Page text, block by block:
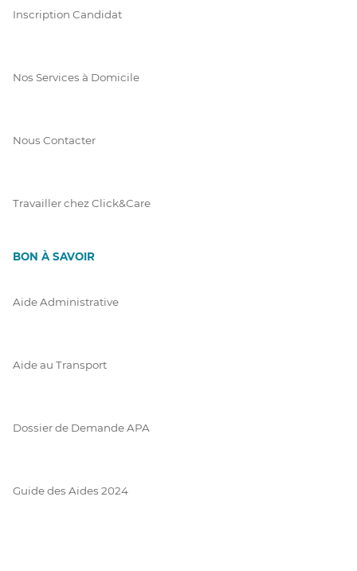
Inscription Candidat
Nos Services à Domicile
Nous Contacter
Travailler chez Click&Care
BON À SAVOIR
Aide Administrative
Aide au Transport
Dossier de Demande APA
Guide des Aides 2024